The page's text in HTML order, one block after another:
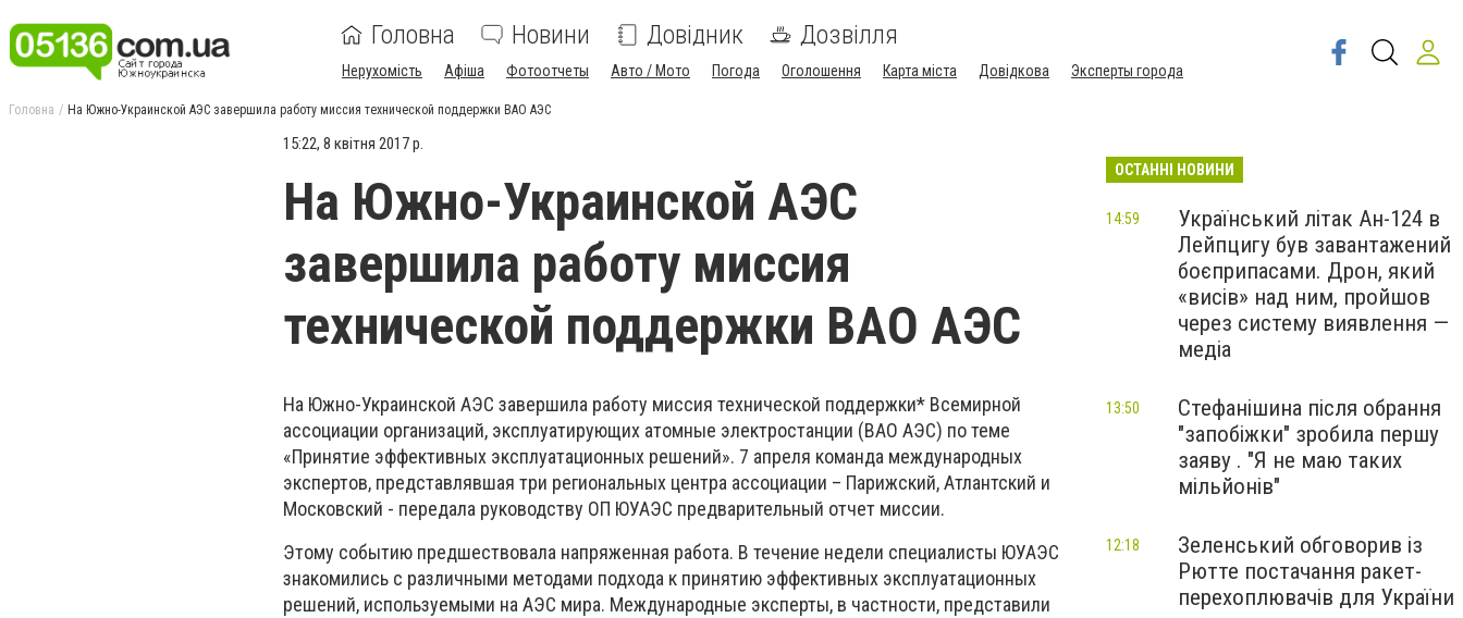
Головна Новини Довідник Дозвілля
Нерухомість Афіша Фотоотчеты Авто / Мото Погода Оголошення Карта міста Довідкова Эксперты города
Головна На Южно-Украинской АЭС завершила работу миссия технической поддержки ВАО АЭС
15:22, 8 квітня 2017 р.
На Южно-Украинской АЭС
завершила работу миссия
технической поддержки ВАО АЭС
На Южно-Украинской АЭС завершила работу миссия технической поддержки* Всемирной
ассоциации организаций, эксплуатирующих атомные электростанции (ВАО АЭС) по теме
«Принятие эффективных эксплуатационных решений». 7 апреля команда международных
экспертов, представлявшая три региональных центра ассоциации – Парижский, Атлантский и
Московский - передала руководству ОП ЮУАЭС предварительный отчет миссии.
Этому событию предшествовала напряженная работа. В течение недели специалисты ЮУАЭС
знакомились с различными методами подхода к принятию эффективных эксплуатационных
решений, используемыми на АЭС мира. Международные эксперты, в частности, представили
ОСТАННІ НОВИНИ
Український літак Ан-124 в
Лейпцигу був завантажений
боєприпасами. Дрон, який
«висів» над ним, пройшов
через систему виявлення —
медіа
14:59
Стефанішина після обрання
"запобіжки" зробила першу
заяву . "Я не маю таких
мільйонів"
13:50
Зеленський обговорив із
Рютте постачання ракет-
перехоплювачів для України
12:18